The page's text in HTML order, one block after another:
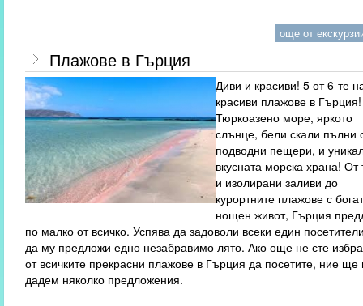
още от
Плажове в Гърция
Диви и красиви! 5 от 6-те
красиви плажове в Гърция!
Тюркоазено море, яркото
слънце, бели скали пълни
подводни пещери, и
вкусната морска храна! От
и изолирани заливи до
курортните плажове с
нощен живот, Гърция
по малко от всичко. Успява да задоволи всеки един
да му предложи едно незабравимо лято. Ако още не сте
от всичките прекрасни плажове в Гърция да посетите, ние ще
дадем няколко предложения.